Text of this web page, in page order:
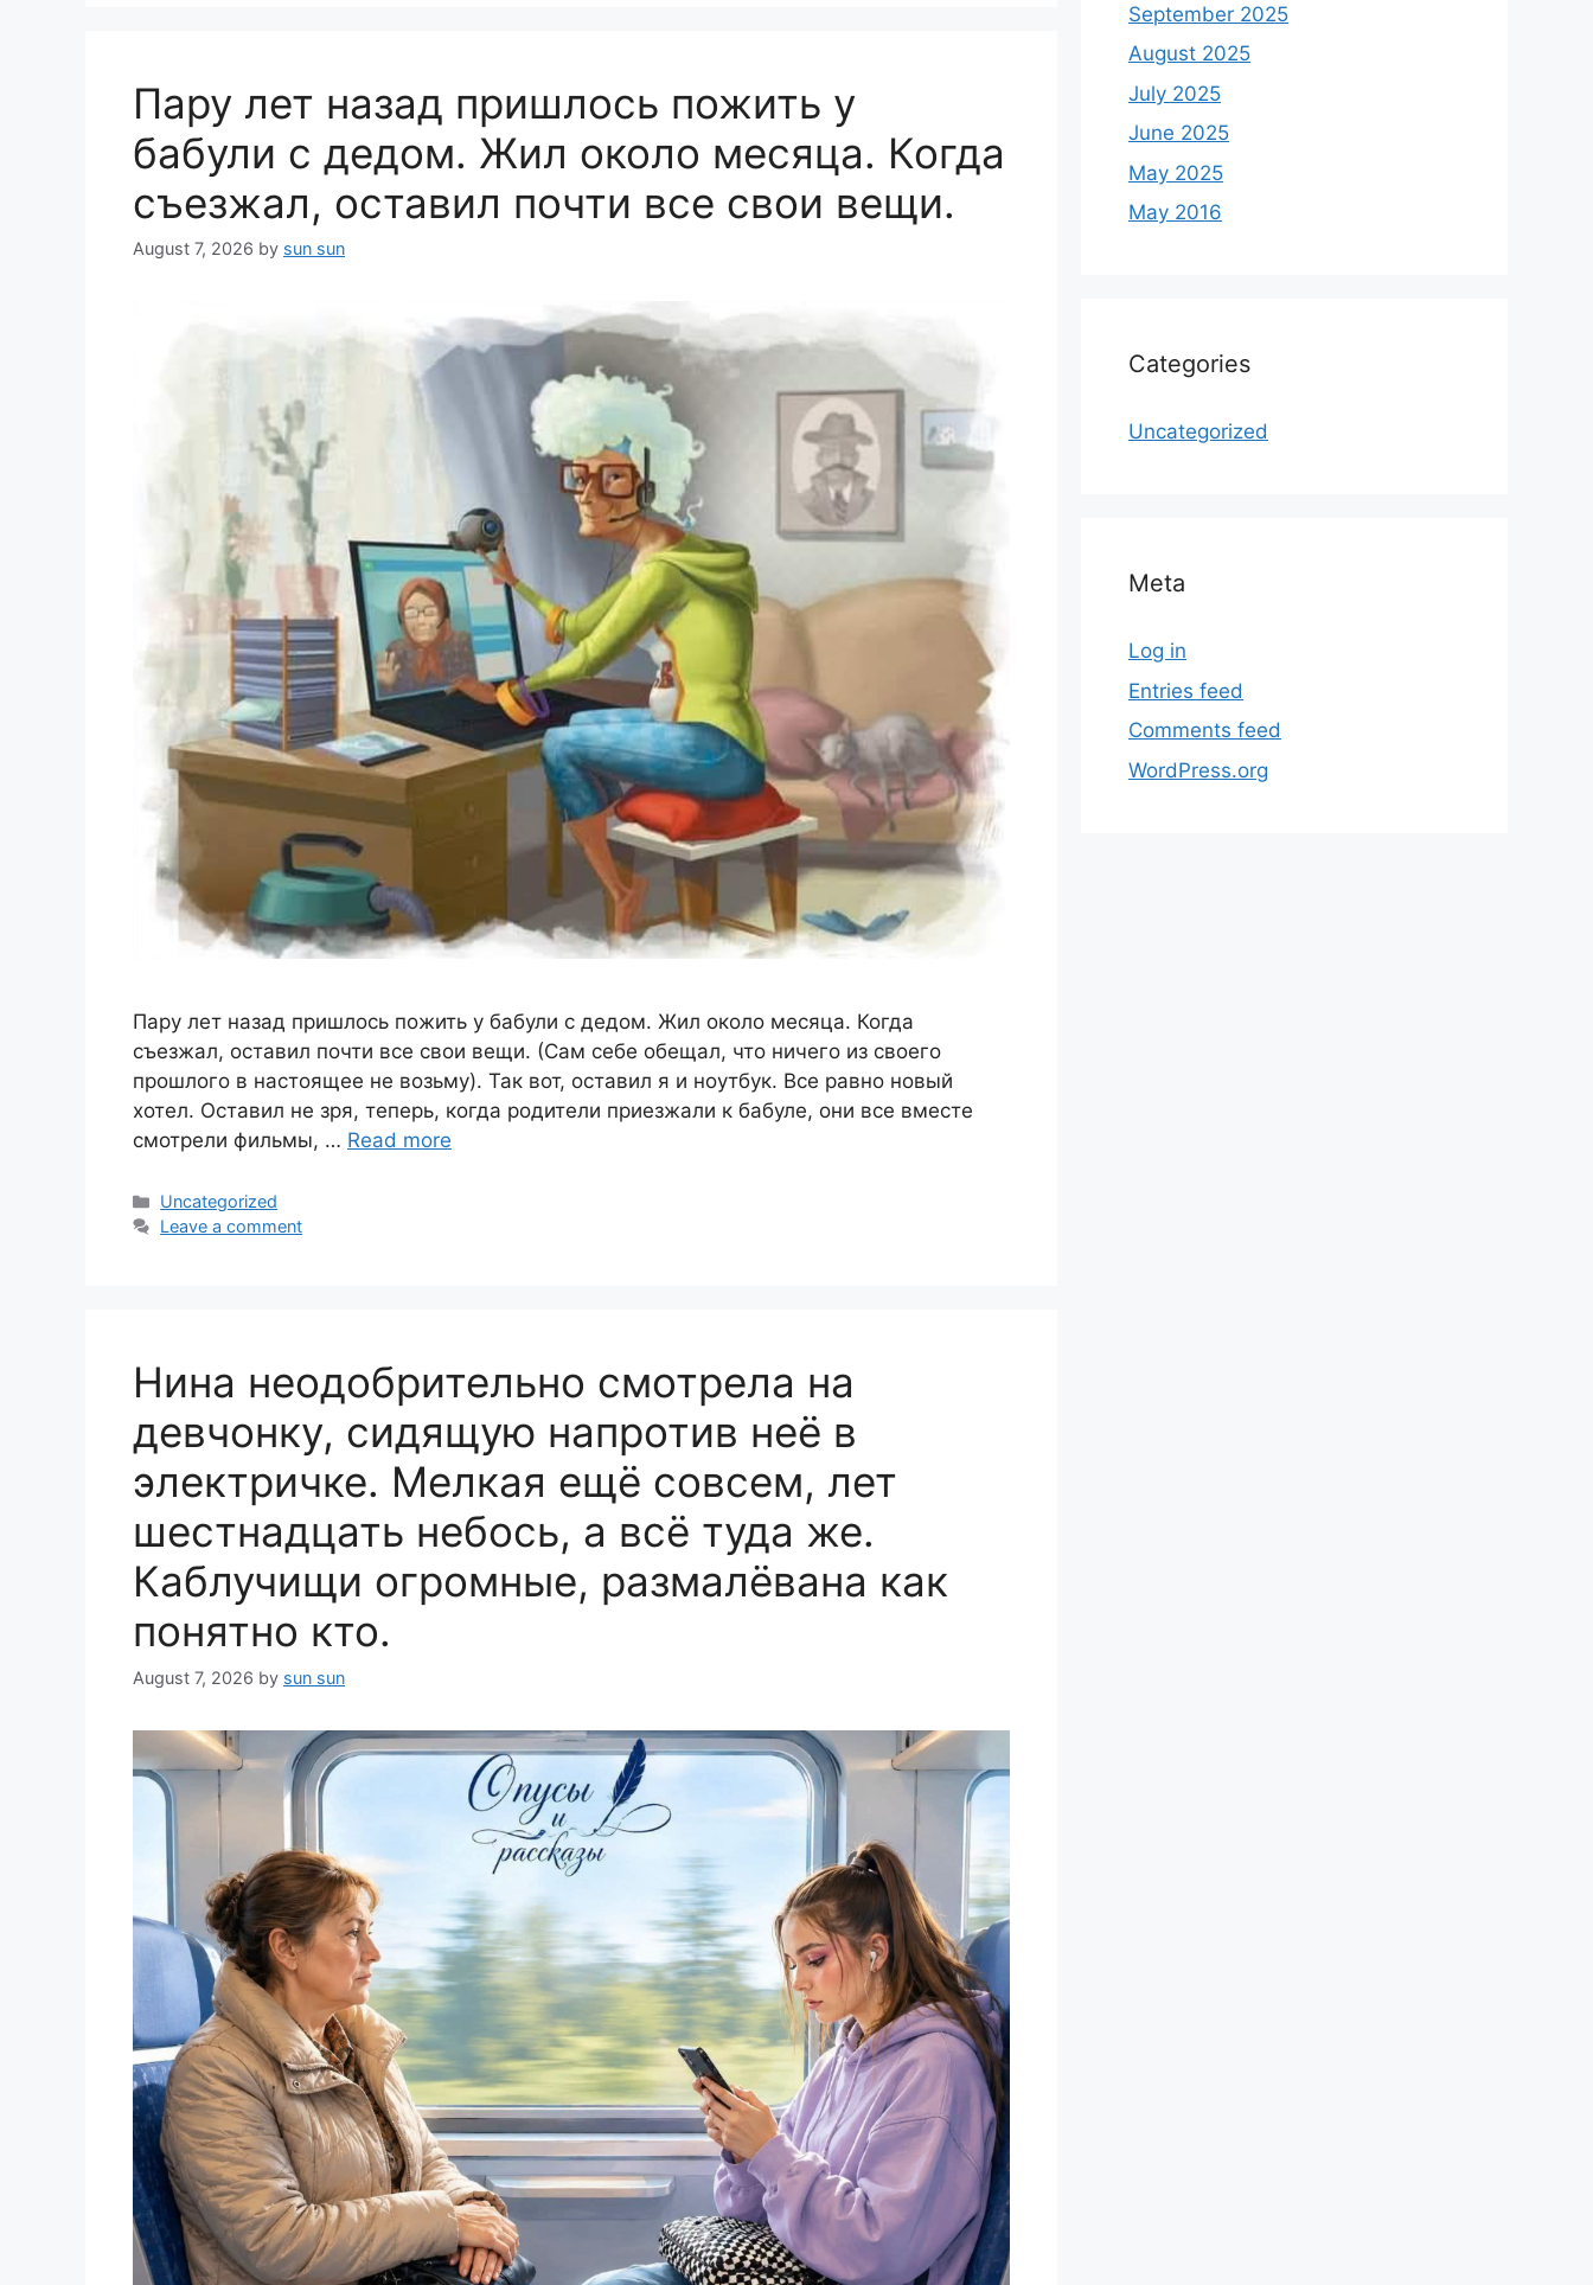
Пару лет назад пришлось пожить у
бабули с дедом. Жил около месяца. Когда
съезжал, оставил почти все свои вещи.
August 7, 2026 by sun sun
Пару лет назад пришлось пожить у бабули с дедом. Жил около месяца. Когда
съезжал, оставил почти все свои вещи. (Сам себе обещал, что ничего из своего
прошлого в настоящее не возьму). Так вот, оставил я и ноутбук. Все равно новый
хотел. Оставил не зря, теперь, когда родители приезжали к бабуле, они все вместе
смотрели фильмы, … Read more
Categories
Uncategorized
Leave a comment
Нина неодобрительно смотрела на
девчонку, сидящую напротив неё в
электричке. Мелкая ещё совсем, лет
шестнадцать небось, а всё туда же.
Каблучищи огромные, размалёвана как
понятно кто.
August 7, 2026 by sun sun
September 2025
August 2025
July 2025
June 2025
May 2025
May 2016
Categories
Uncategorized
Meta
Log in
Entries feed
Comments feed
WordPress.org